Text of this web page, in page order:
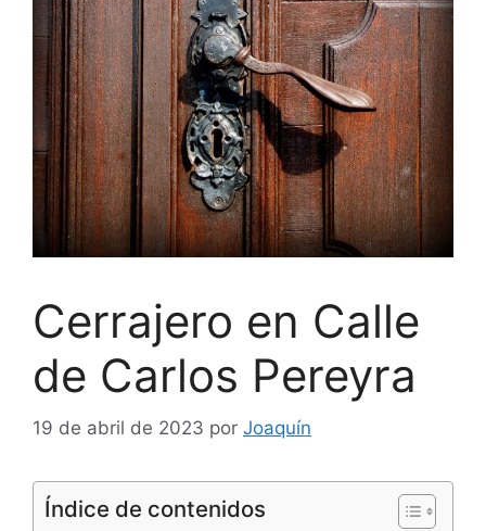
Cerrajero en Calle
de Carlos Pereyra
19 de abril de 2023 por Joaquín
Índice de contenidos